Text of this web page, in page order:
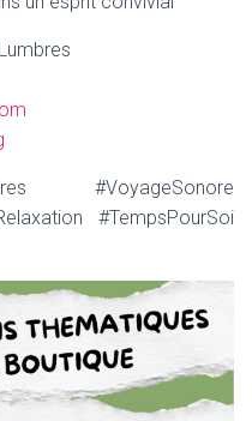
#VoyageSonore
#TempsPourSoi